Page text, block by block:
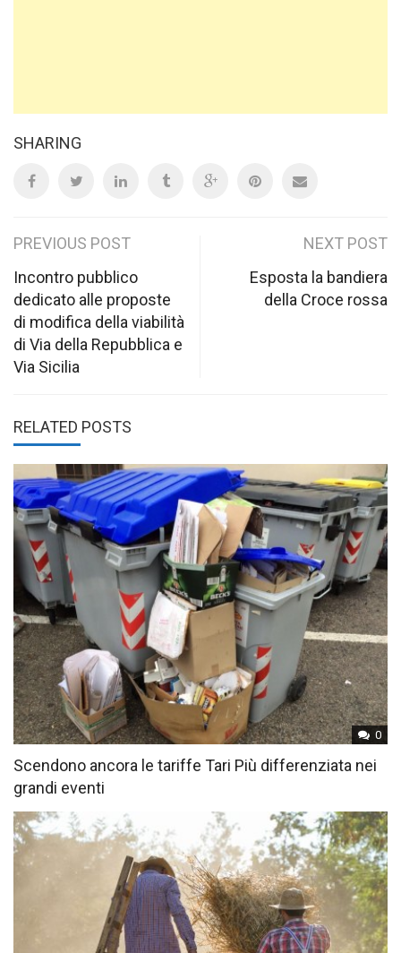
SHARING
Post
navigation
PREVIOUS POST
Incontro pubblico
dedicato alle proposte
di modifica della viabilità
di Via della Repubblica e
Via Sicilia
NEXT POST
Esposta la bandiera
della Croce rossa
RELATED POSTS
0
Scendono ancora le tariffe Tari Più differenziata nei
grandi eventi